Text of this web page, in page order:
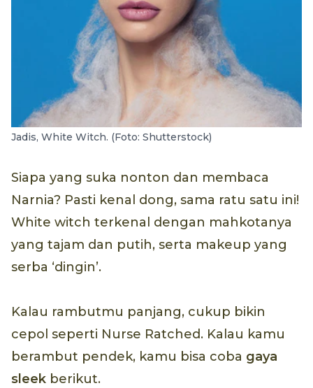
Jadis, White Witch. (Foto: Shutterstock)
Siapa yang suka nonton dan membaca
Narnia? Pasti kenal dong, sama ratu satu ini!
White witch terkenal dengan mahkotanya
yang tajam dan putih, serta makeup yang
serba ‘dingin’.
Kalau rambutmu panjang, cukup bikin
cepol seperti Nurse Ratched. Kalau kamu
berambut pendek, kamu bisa coba gaya
sleek berikut.